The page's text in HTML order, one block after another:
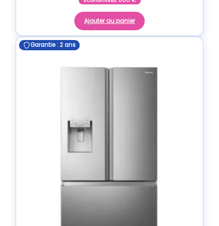
Ajouter au panier
Garantie : 2 ans